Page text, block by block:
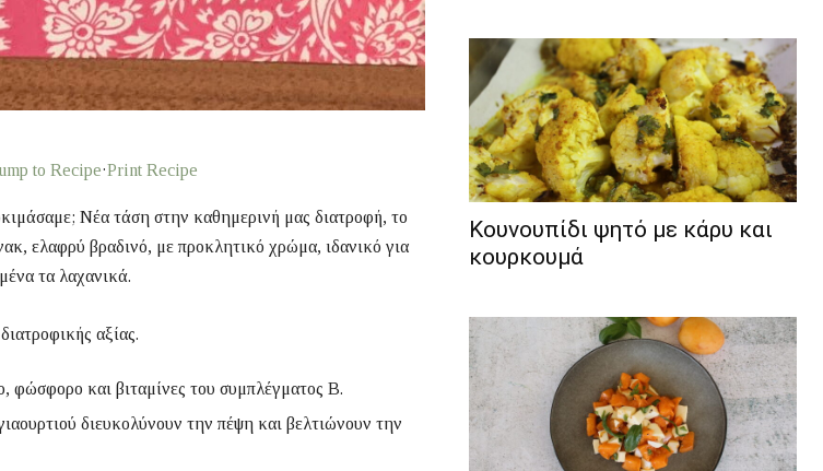
to Recipe·Print Recipe
Νέα τάση στην καθημερινή μας διατροφή, το
ελαφρύ βραδινό, με προκλητικό χρώμα, ιδανικό για
τα λαχανικά.
αξίας.
φώσφορο και βιταμίνες του συμπλέγματος Β.
διευκολύνουν την πέψη και βελτιώνουν την
Κουνουπίδι ψητό με κάρυ και
κουρκουμά